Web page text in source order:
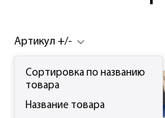
Артикул +/-
Сортировка по названию
товара
Название товара